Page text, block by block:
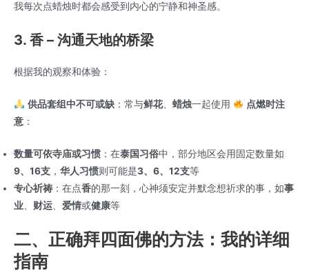
我每次点蜡烛时都会感受到内心的宁静和神圣感。
3. 香 – 沟通天地的桥梁
根据我的观察和体验：
供品套组中不可或缺：常与鲜花、 蜡烛一起使用
点燃时注
意 ：
数量可依寺庙或习惯 ：在泰国习俗中，部分地区会用固定数量如
9、16支 ， 华人习惯则可能是3、6、12支等
专心祈祷 ：在点香的那一刻，心神须安定并默念想祈求的事，如事
业
财运 爱情或健康等
二、正确拜四面佛的方法：我的详细
指南